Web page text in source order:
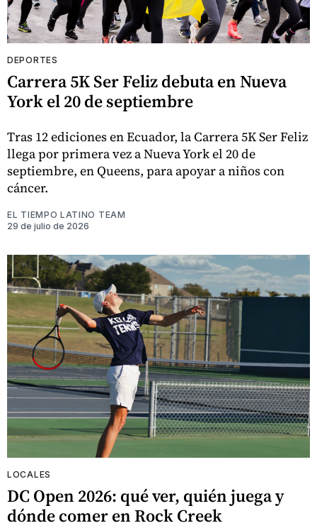
DEPORTES
Carrera 5K Ser Feliz debuta en Nueva
York el 20 de septiembre
Tras 12 ediciones en Ecuador, la Carrera 5K Ser Feliz
llega por primera vez a Nueva York el 20 de
septiembre, en Queens, para apoyar a niños con
cáncer.
EL TIEMPO LATINO TEAM
29 de julio de 2026
LOCALES
DC Open 2026: qué ver, quién juega y
dónde comer en Rock Creek